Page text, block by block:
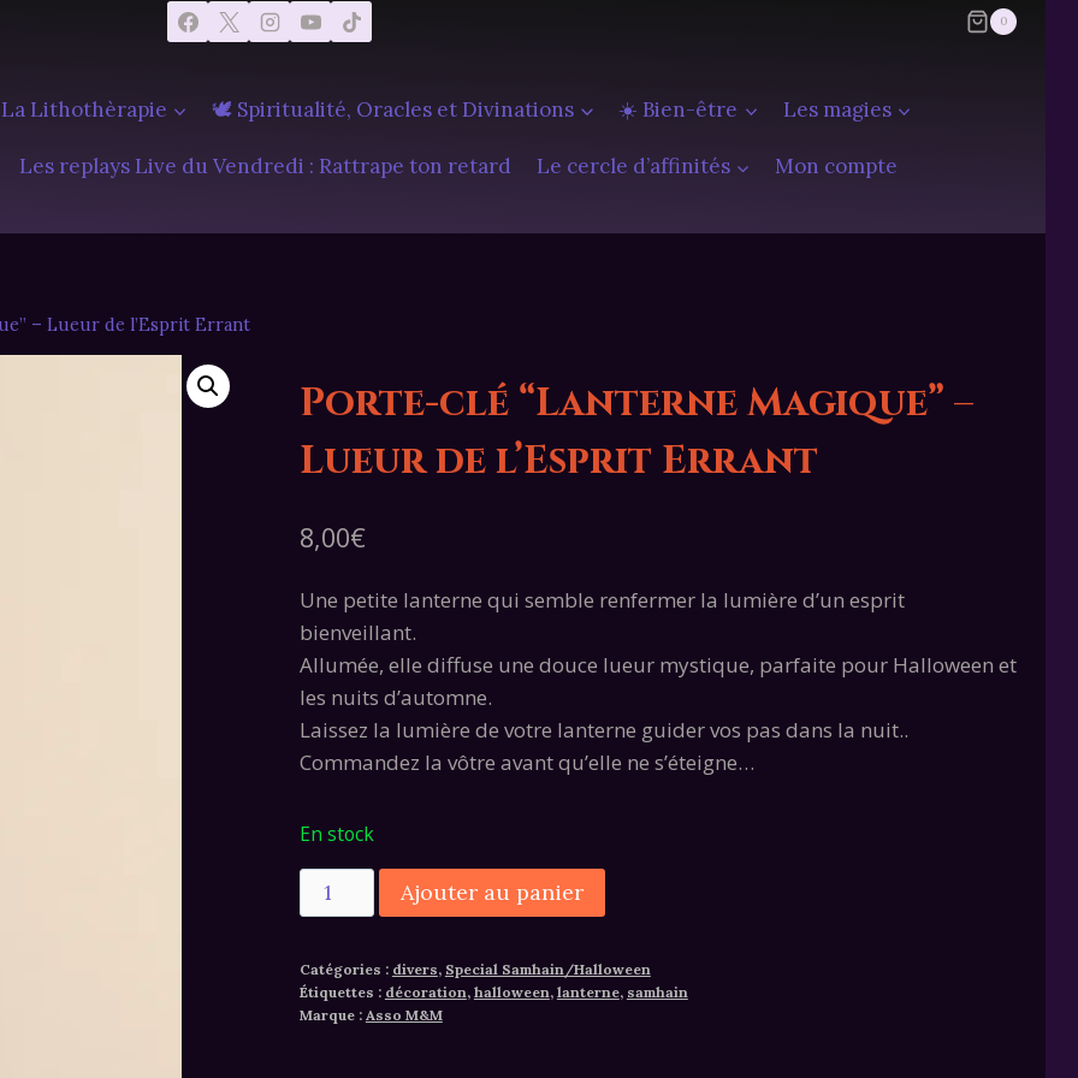
0
Lithothèrapie 🕊️ Spiritualité, Oracles et Divinations ☀️ Bien-être Les magies
Les replays Live du Vendredi : Rattrape ton retard Le cercle d’affinités Mon compte
– Lueur de l’Esprit Errant
Porte-clé “Lanterne Magique” –
Lueur de l’Esprit Errant
8,00€
Une petite lanterne qui semble renfermer la lumière d’un esprit
bienveillant.
Allumée, elle diffuse une douce lueur mystique, parfaite pour Halloween et
les nuits d’automne.
Laissez la lumière de votre lanterne guider vos pas dans la nuit..
Commandez la vôtre avant qu’elle ne s’éteigne…
En stock
quantité
de
clé
“Lanterne
Ajouter au panier
Catégories : divers, Special Samhain/Halloween
Étiquettes : décoration, halloween, lanterne, samhain
Marque : Asso M&M